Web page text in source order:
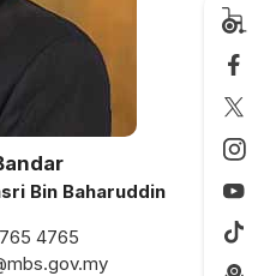
Bin Baharuddin
4765